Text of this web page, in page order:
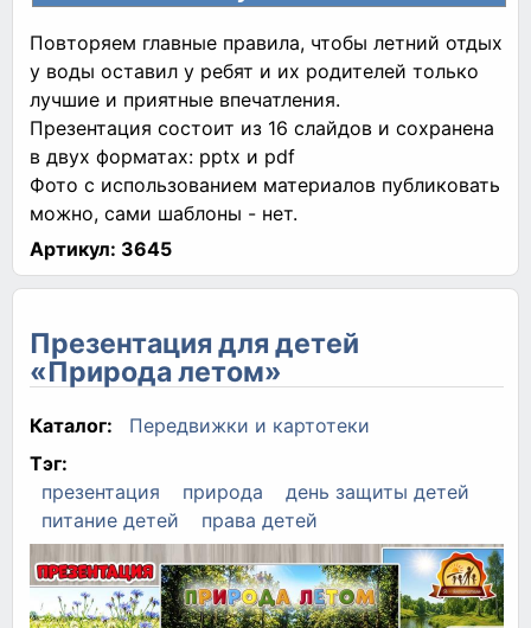
Повторяем главные правила, чтобы летний отдых
у воды оставил у ребят и их родителей только
лучшие и приятные впечатления.
Презентация состоит из 16 слайдов и сохранена
в двух форматах: pptx и pdf
Фото с использованием материалов публиковать
можно, сами шаблоны - нет.
Артикул: 3645
Презентация для детей
«Природа летом»
Каталог:
Передвижки и картотеки
Тэг:
презентация
природа
день защиты детей
питание детей
права детей